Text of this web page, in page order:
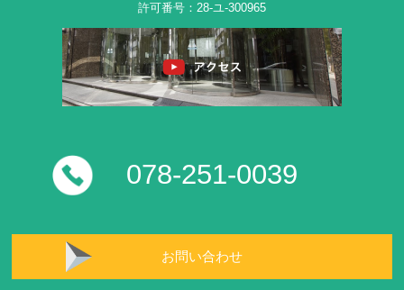
許可番号：28-ユ-300965
078-251-0039
お問い合わせ